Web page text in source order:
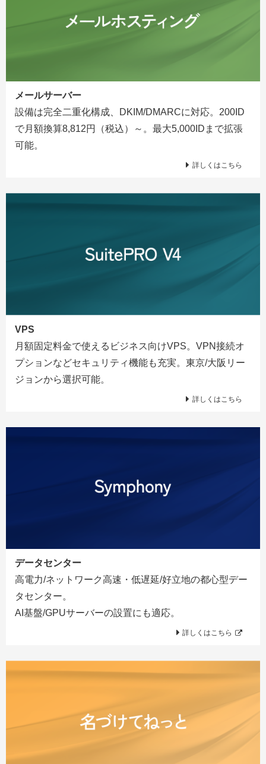
メールサーバー
設備は完全二重化構成、DKIM/DMARCに対応。200ID
で月額換算8,812円（税込）～。最大5,000IDまで拡張
可能。
詳しくはこちら
VPS
月額固定料金で使えるビジネス向けVPS。VPN接続オ
プションなどセキュリティ機能も充実。東京/大阪リー
ジョンから選択可能。
詳しくはこちら
データセンター
高電力/ネットワーク高速・低遅延/好立地の都心型デー
タセンター。
AI基盤/GPUサーバーの設置にも適応。
詳しくはこちら